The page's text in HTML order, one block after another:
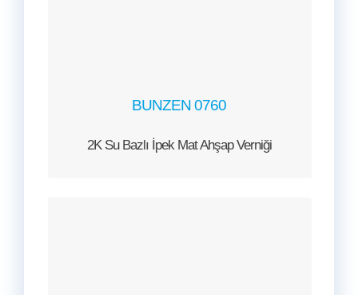
BUNZEN 0760
2K Su Bazlı İpek Mat Ahşap Verniği